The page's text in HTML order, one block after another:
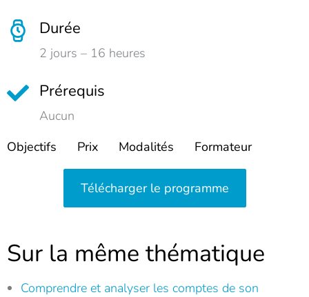
Durée
2 jours – 16 heures
Prérequis
Aucun
Objectifs
Prix Modalités Formateur
Télécharger le programme
Sur la même thématique
Comprendre et analyser les comptes de son